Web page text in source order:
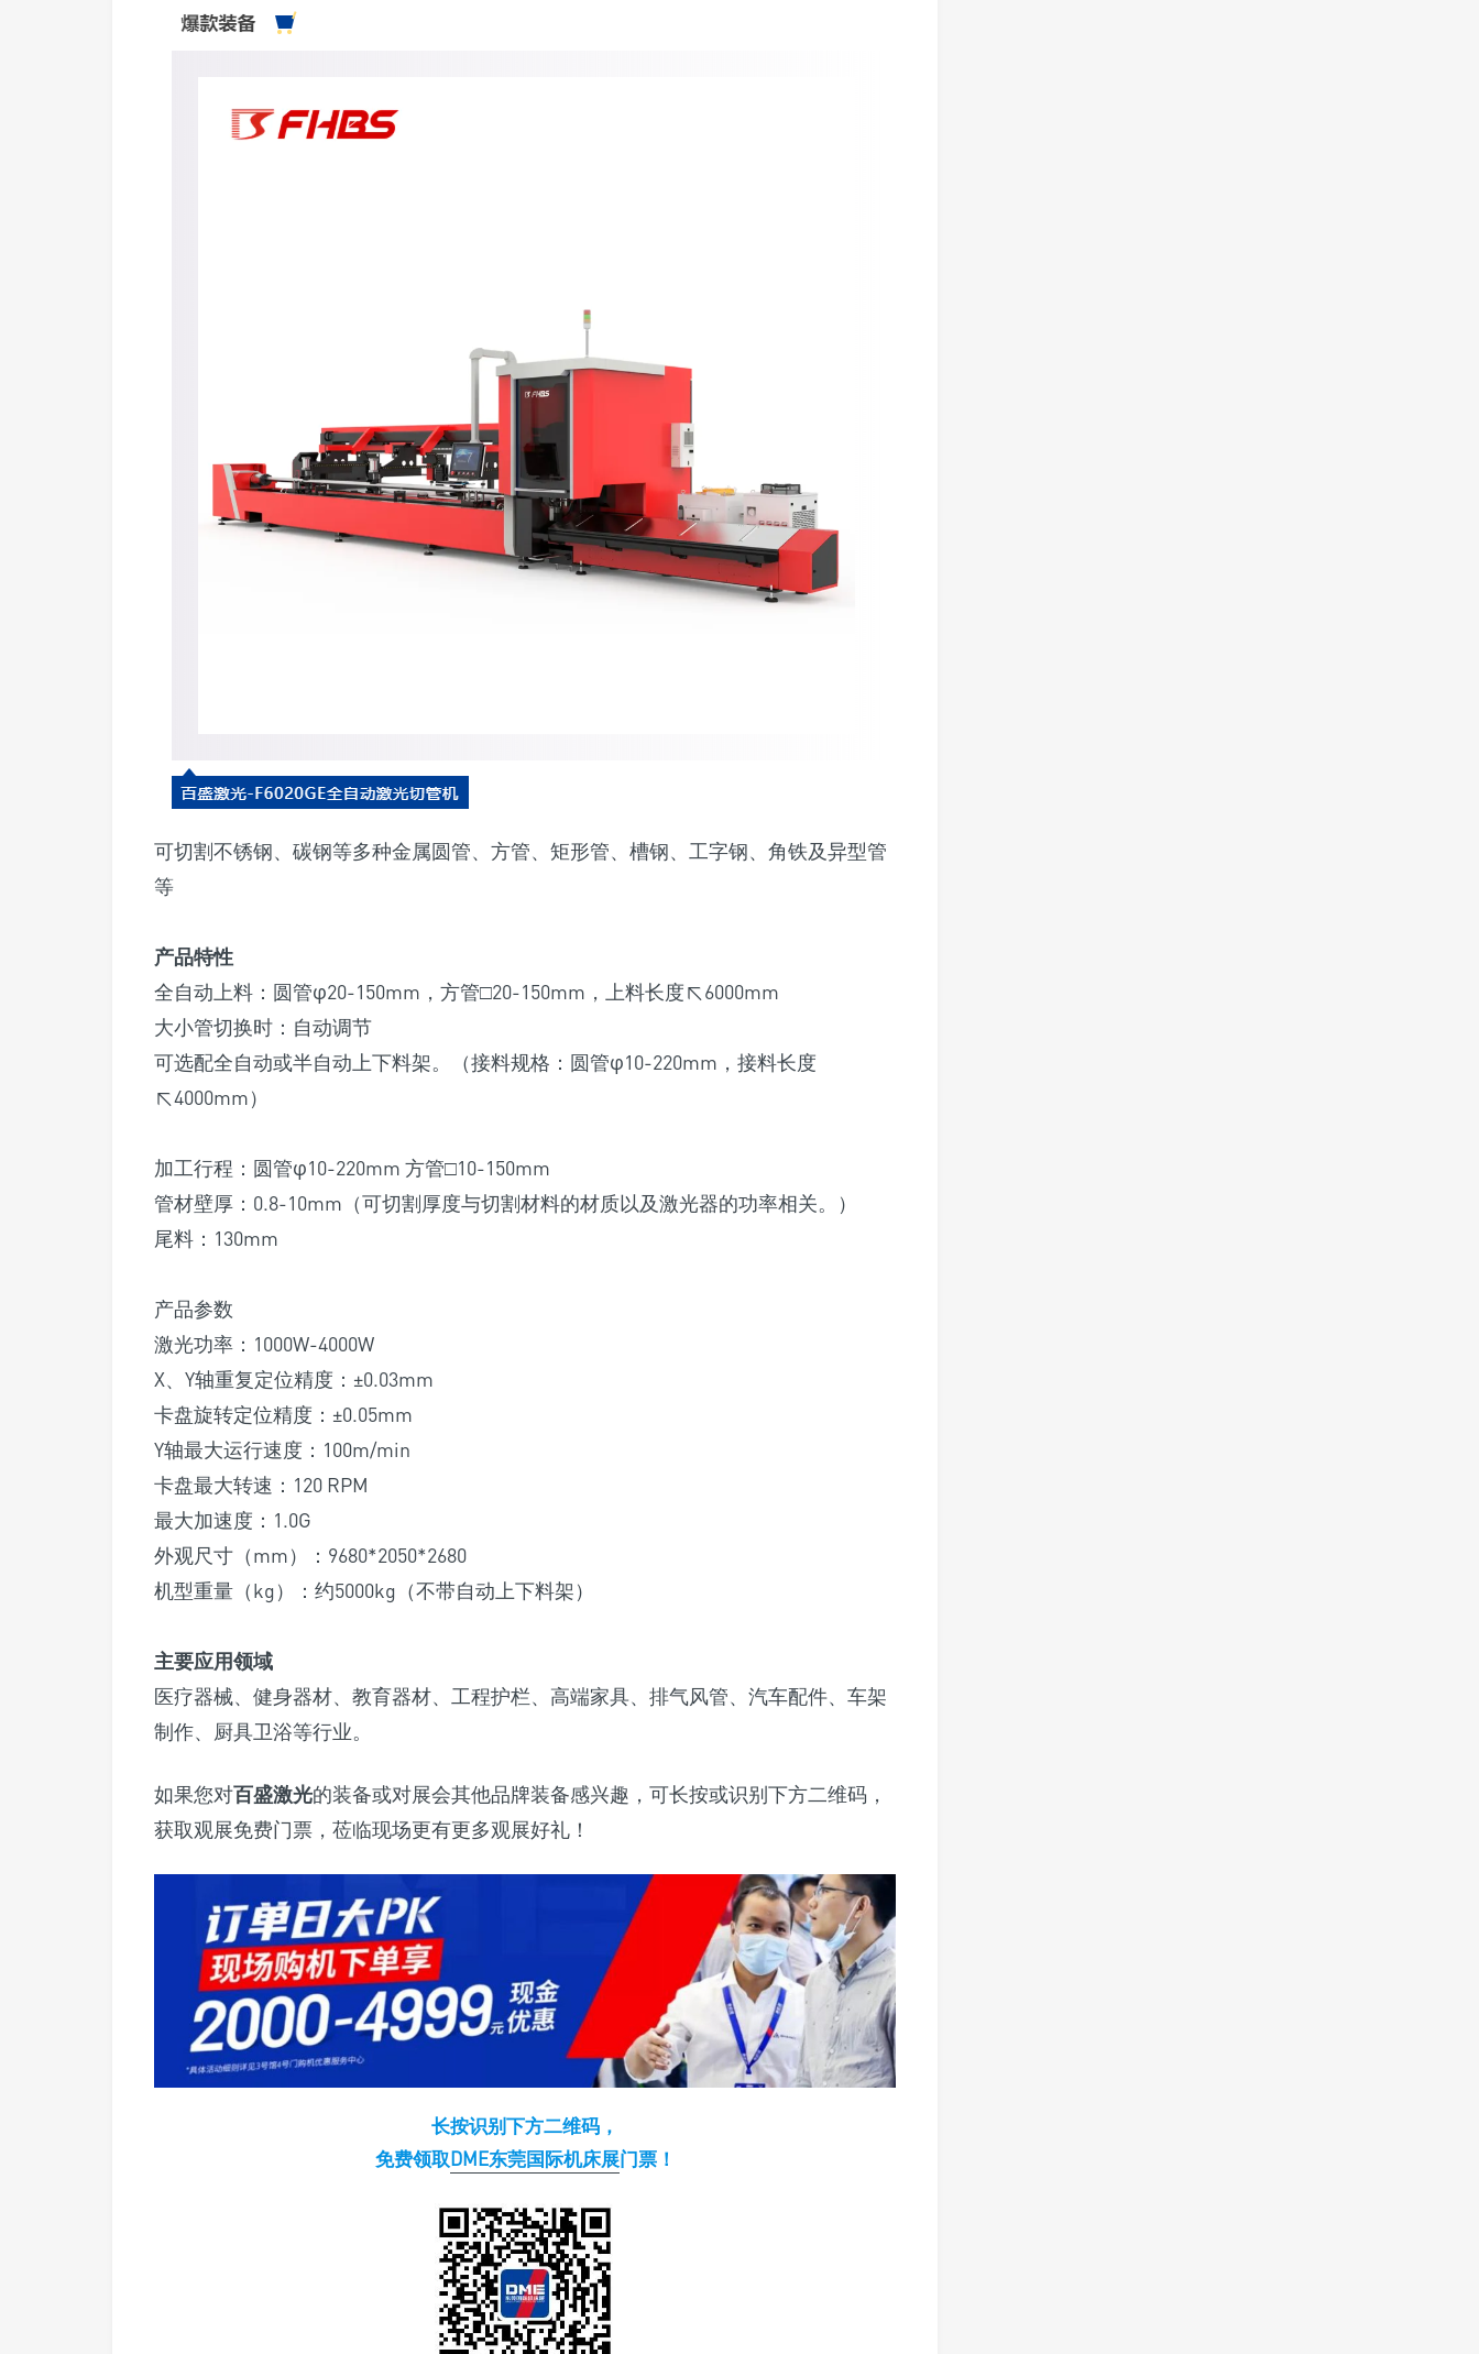
可切割不锈钢、碳钢等多种金属圆管、方管、矩形管、槽钢、工字钢、角铁及异型管
等
产品特性
全自动上料：圆管φ20-150mm，方管□20-150mm，上料长度≤6000mm
大小管切换时：自动调节
可选配全自动或半自动上下料架。（接料规格：圆管φ10-220mm，接料长度
≤4000mm）
加工行程：圆管φ10-220mm 方管□10-150mm
管材壁厚：0.8-10mm（可切割厚度与切割材料的材质以及激光器的功率相关。）
尾料：130mm
产品参数
激光功率：1000W-4000W
X、Y轴重复定位精度：±0.03mm
卡盘旋转定位精度：±0.05mm
Y轴最大运行速度：100m/min
卡盘最大转速：120 RPM
最大加速度：1.0G
外观尺寸（mm）：9680*2050*2680
机型重量（kg）：约5000kg（不带自动上下料架）
主要应用领域
医疗器械、健身器材、教育器材、工程护栏、高端家具、排气风管、汽车配件、车架
制作、厨具卫浴等行业。
如果您对百盛激光的装备或对展会其他品牌装备感兴趣，可长按或识别下方二维码，
获取观展免费门票，莅临现场更有更多观展好礼！
长按识别下方二维码，
免费领取DME东莞国际机床展门票！